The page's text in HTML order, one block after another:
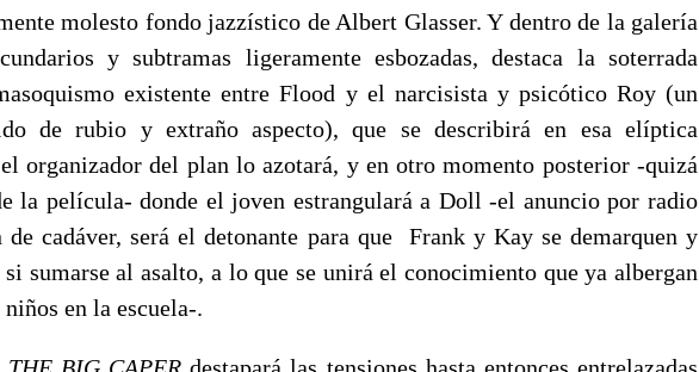
molesto fondo jazzístico de Albert Glasser. Y dentro de la galería
y subtramas ligeramente esbozadas, destaca la soterrada
existente entre Flood y el narcisista y psicótico Roy (un
de rubio y extraño aspecto), que se describirá en esa elíptica
organizador del plan lo azotará, y en otro momento posterior -quizá
la película- donde el joven estrangulará a Doll -el anuncio por radio
cadáver, será el detonante para que Frank y Kay se demarquen y
sumarse al asalto, a lo que se unirá el conocimiento que ya albergan
en la escuela-.